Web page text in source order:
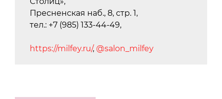
Пресненская наб., 8, стр. 1,
тел.: +7 (985) 133-44-49,
https://milfey.ru/, @salon_milfey